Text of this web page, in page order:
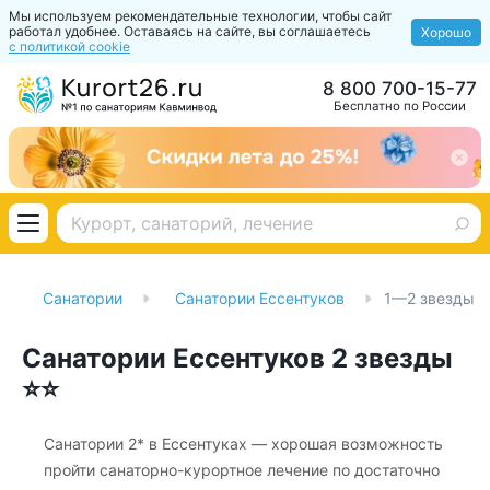
Мы используем рекомендательные технологии, чтобы сайт
работал удобнее. Оставаясь на сайте, вы соглашаетесь
с политикой cookie
Хорошо
Бесплатно по России
8 800 700-15-77
Санатории Санатории Ессентуков 1—2 звезды
Санатории Ессентуков 2 звезды
⭐⭐
Санатории 2* в Ессентуках — хорошая возможность
пройти санаторно-курортное лечение по достаточно